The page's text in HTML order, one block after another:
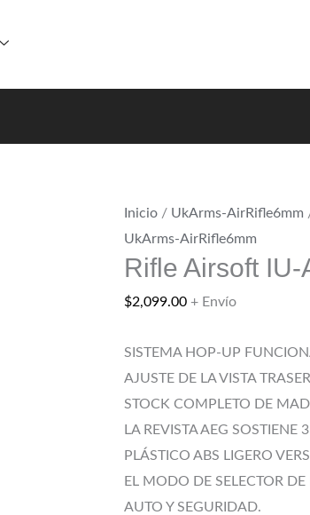
Inicio / UkArms-AirRifle6mm
UkArms-AirRifle6mm
Rifle Airsoft
$2,099.00 + Envío
SISTEMA HOP-UP
AJUSTE DE LA VISTA
STOCK COMPLETO DE
LA REVISTA AEG SOSTIENE
PLÁSTICO ABS LIGERO
EL MODO DE SELECTOR
AUTO Y SEGURIDAD.